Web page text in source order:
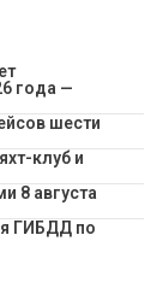
года —
шести
клуб и
8 августа
ГИБДД по